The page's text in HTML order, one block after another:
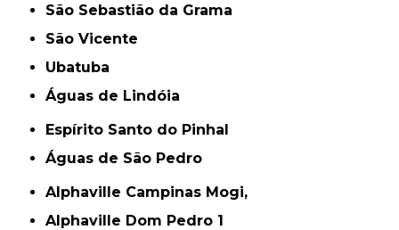
São Sebastião da Grama
São Vicente
Ubatuba
Águas de Lindóia
Espírito Santo do Pinhal
Águas de São Pedro
Alphaville Campinas Mogi,
Alphaville Dom Pedro 1